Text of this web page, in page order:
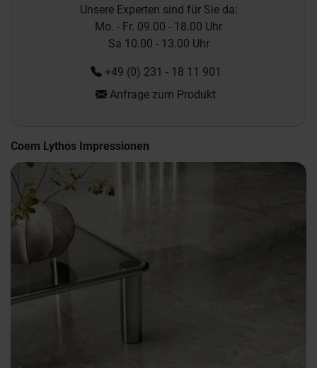
Unsere Experten sind für Sie da:
Mo. - Fr. 09.00 - 18.00 Uhr
Sa 10.00 - 13.00 Uhr
+49 (0) 231 - 18 11 901
Anfrage zum Produkt
Coem Lythos Impressionen